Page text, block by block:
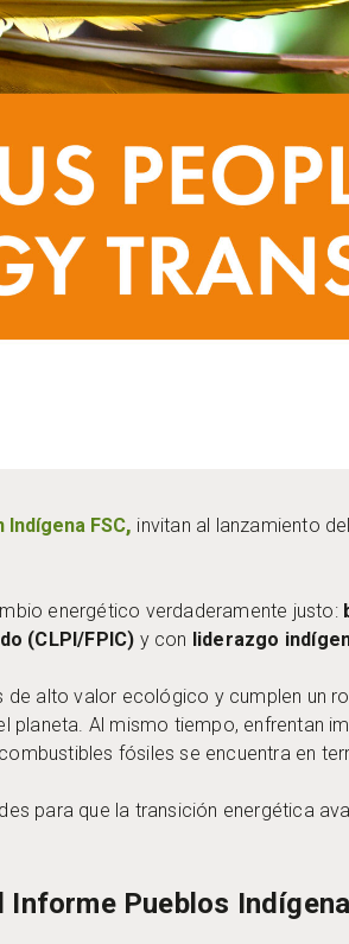
Indígena FSC, invitan al lanzamiento
energético verdaderamente justo:
(CLPI/FPIC) y con liderazgo
alto valor ecológico y cumplen un
planeta. Al mismo tiempo, enfrentan
fósiles se encuentra en
para que la transición energética
Informe Pueblos